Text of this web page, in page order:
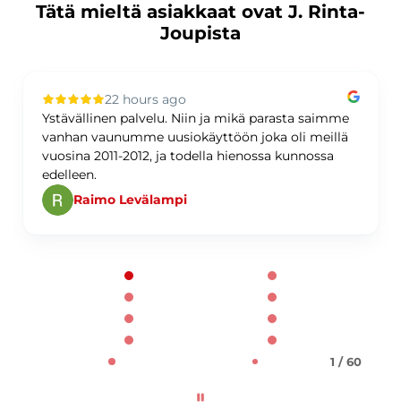
Tätä mieltä asiakkaat ovat J. Rinta-
Joupista
22 hours ago
Ystävällinen palvelu. Niin ja mikä parasta saimme
vanhan vaunumme uusiokäyttöön joka oli meillä
vuosina 2011-2012, ja todella hienossa kunnossa
edelleen.
Raimo Levälampi
1 / 60